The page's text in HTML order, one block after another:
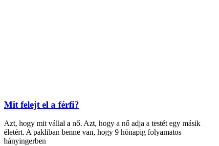
Mit felejt el a férfi?
Azt, hogy mit vállal a nő. Azt, hogy a nő adja a testét egy másik
életért. A pakliban benne van, hogy 9 hónapig folyamatos
hányingerben